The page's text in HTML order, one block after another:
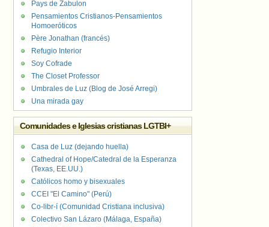
Pays de Zabulon
Pensamientos Cristianos-Pensamientos
Homoeróticos
Père Jonathan (francés)
Refugio Interior
Soy Cofrade
The Closet Professor
Umbrales de Luz (Blog de José Arregi)
Una mirada gay
Comunidades e Iglesias cristianas LGTBI+
Casa de Luz (dejando huella)
Cathedral of Hope/Catedral de la Esperanza
(Texas, EE.UU.)
Católicos homo y bisexuales
CCEI "El Camino" (Perú)
Co-libr-í (Comunidad Cristiana inclusiva)
Colectivo San Lázaro (Málaga, España)